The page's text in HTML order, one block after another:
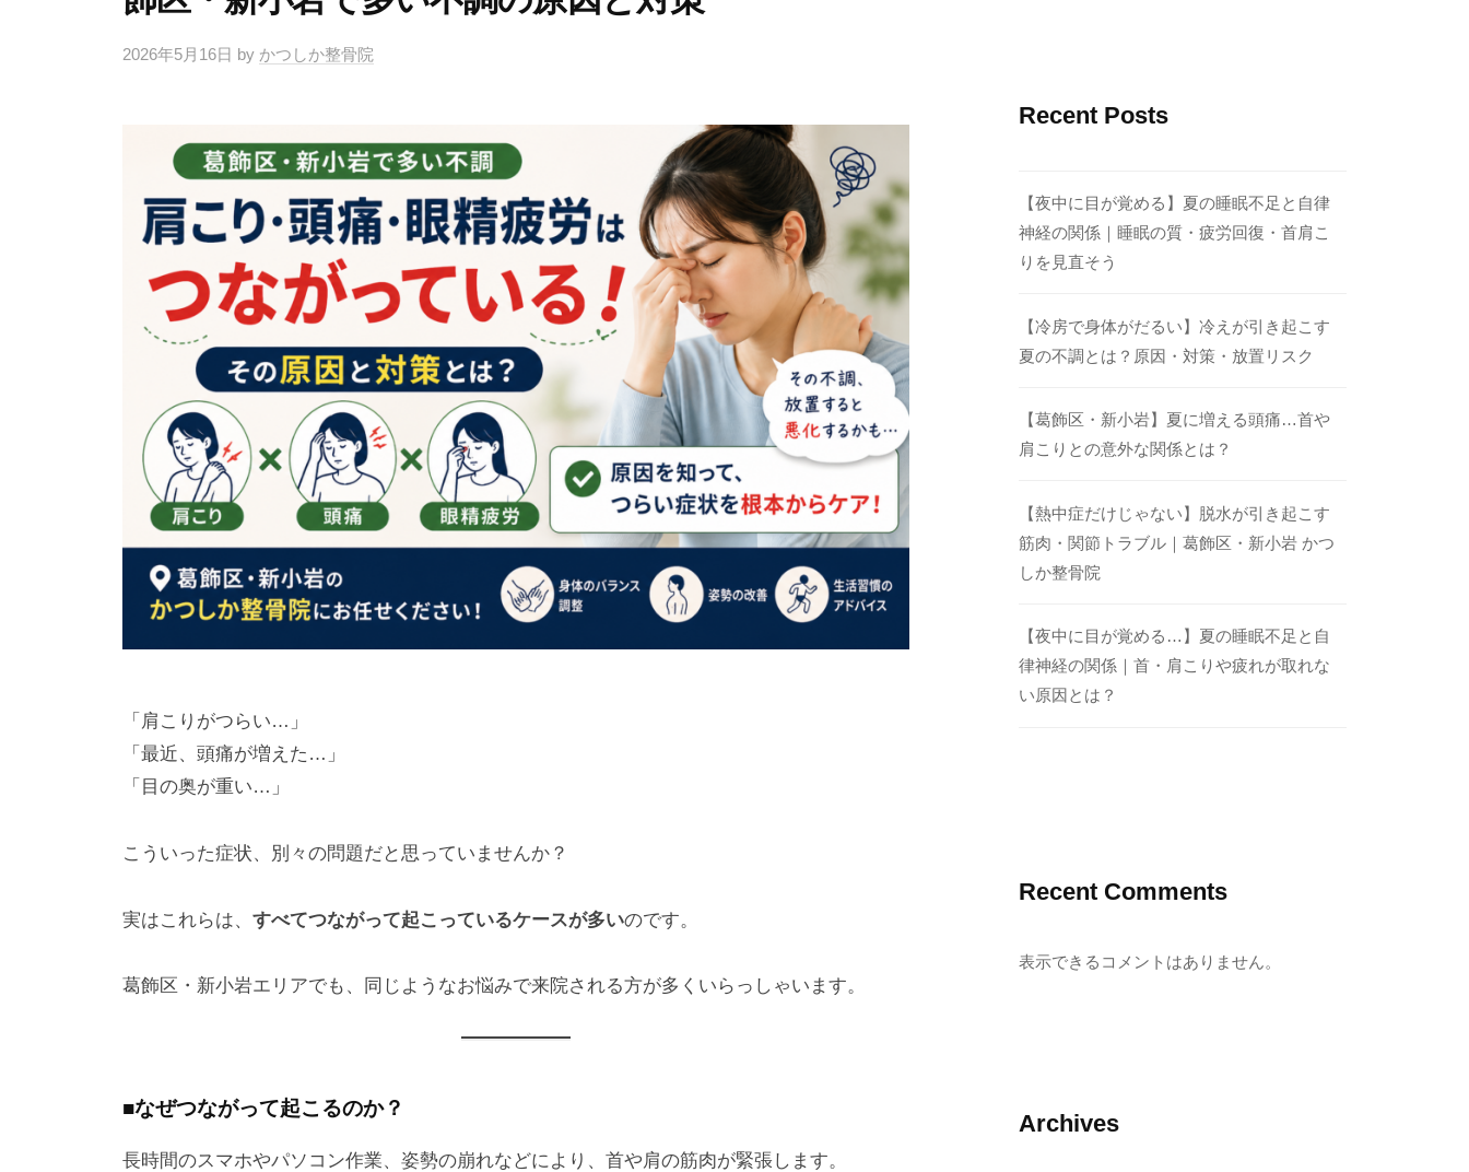
2026年5月16日 by かつしか整骨院
「肩こりがつらい…」
「最近、頭痛が増えた…」
「目の奥が重い…」
こういった症状、別々の問題だと思っていませんか？
実はこれらは、 すべてつながって起こっているケースが多いのです。
葛飾区・新小岩エリアでも、同じようなお悩みで来院される方が多くいらっしゃいます。
■なぜつながって起こるのか？
長時間のスマホやパソコン作業、姿勢の崩れなどにより、首や肩の筋肉が緊張します。
Recent Posts
【夜中に目が覚める】夏の睡眠不足と自律
神経の関係｜睡眠の質・疲労回復・首肩こ
りを見直そう
【冷房で身体がだるい】冷えが引き起こす
夏の不調とは？原因・対策・放置リスク
【葛飾区・新小岩】夏に増える頭痛…首や
肩こりとの意外な関係とは？
【熱中症だけじゃない】脱水が引き起こす
筋肉・関節トラブル｜葛飾区・新小岩 かつ
しか整骨院
【夜中に目が覚める…】夏の睡眠不足と自
律神経の関係｜首・肩こりや疲れが取れな
い原因とは？
Recent Comments
表示できるコメントはありません。
Archives